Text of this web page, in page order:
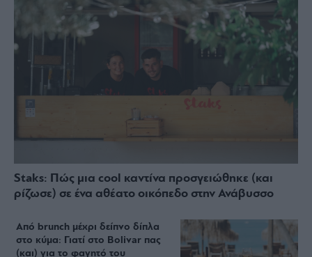
Staks: Πώς μια cool καντίνα προσγειώθηκε (και
ρίζωσε) σε ένα αθέατο οικόπεδο στην Ανάβυσσο
Από brunch μέχρι δείπνο δίπλα
στο κύμα: Γιατί στο Bolivar πας
(και) για το φαγητό του